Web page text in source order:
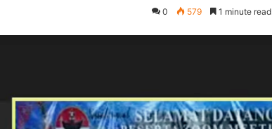
0 579 1 minute read